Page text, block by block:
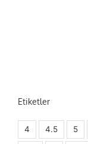
Etiketler
4 4.5 5